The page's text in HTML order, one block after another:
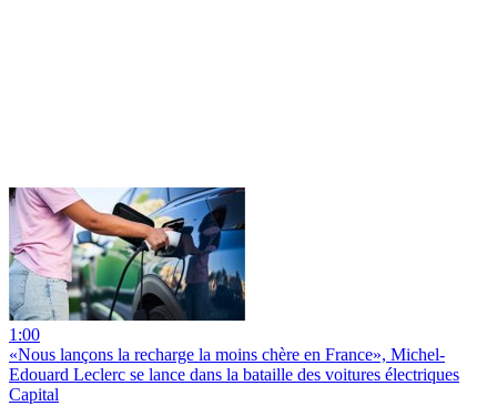
1:00
«Nous lançons la recharge la moins chère en France», Michel-
Edouard Leclerc se lance dans la bataille des voitures électriques
Capital